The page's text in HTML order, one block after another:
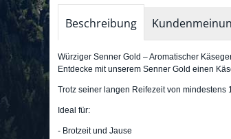
Beschreibung
Würziger Senner Gold – Aromatischer
Entdecke mit unserem Senner Gold einen
Trotz seiner langen Reifezeit von mindestens
Ideal für:
- Brotzeit und Jause